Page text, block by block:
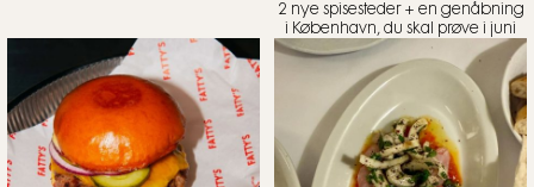
2 nye spisesteder + en genåbning
i København, du skal prøve i juni